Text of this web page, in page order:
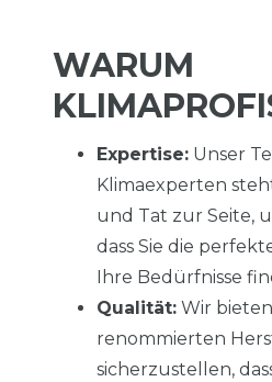
WARUM
Expertise: Unser
Klimaexperten
und Tat zur Seite,
dass Sie die
Ihre Bedürfnisse
Qualität: Wir
renommierten
sicherzustellen,